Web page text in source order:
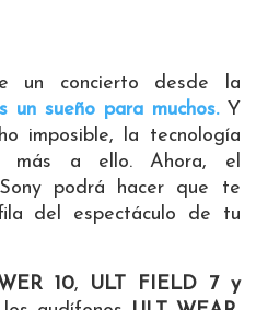
un concierto desde la
un sueño para muchos.Y
imposible, la tecnología
más a ello. Ahora, el
podrá hacer que te
del espectáculo de tu
10, ULT FIELD 7 y